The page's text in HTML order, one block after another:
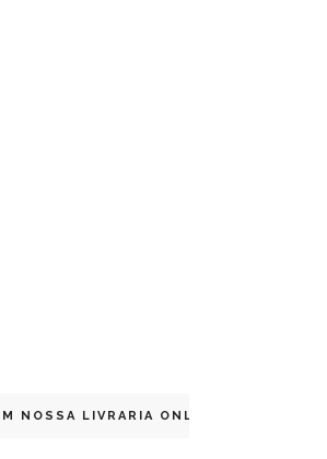
NOSSA LIVRARIA ONLINE